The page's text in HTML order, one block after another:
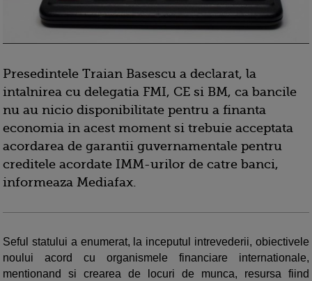
Presedintele Traian Basescu a declarat, la
intalnirea cu delegatia FMI, CE si BM, ca bancile
nu au nicio disponibilitate pentru a finanta
economia in acest moment si trebuie acceptata
acordarea de garantii guvernamentale pentru
creditele acordate IMM-urilor de catre banci,
informeaza Mediafax.
Seful statului a enumerat, la inceputul intrevederii, obiectivele
noului acord cu organismele financiare internationale,
mentionand si crearea de locuri de munca, resursa fiind